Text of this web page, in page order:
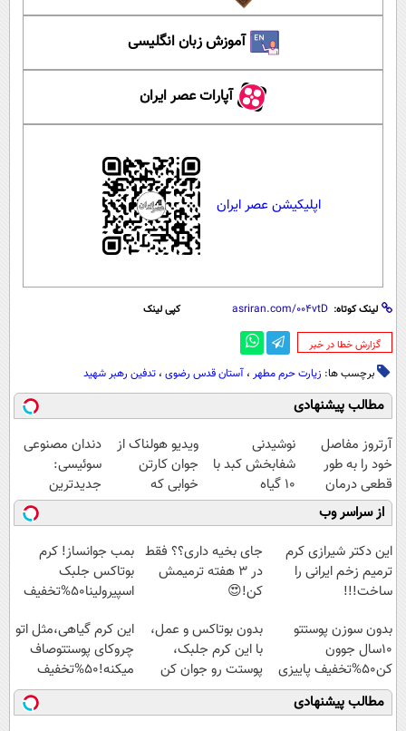
آموزش زبان انگلیسی
آپارات عصر ایران
اپلیکیشن عصر ایران
لینک کوتاه: کپی لینک
‌گزارش خطا در خبر
برچسب ها: زیارت حرم مطهر ، آستان قدس رضوی ، تدفین رهبر شهید
مطالب پیشنهادی
آرتروز مفاصل
خود را به طور
قطعی درمان
کنید!
◗پرسش‌نامه◖
نوشیدنی
شفابخش کبد با
10 گیاه
موثر(تخفیف تا
امشب)
ویدیو هولناک از
جوان کارتن
خوابی که
میلیاردر شد.
آموزش رایگان
دندان مصنوعی
سوئیسی:
جدیدترین
فناوری اروپا،
سبک و مقاوم |
پرداخت قسطی
از سراسر وب
این دکتر شیرازی کرم
ترمیم زخم ایرانی را
ساخت!!!
جای بخیه داری؟؟ فقط
در 3 هفته ترمیمش
کن!😍
بمب جوانساز! کرم
بوتاکس جلبک
اسپیرولینا50%تخفیف
بدون سوزن پوستتو
10سال جوون
کن50%تخفیف پاییزی
بدون بوتاکس و عمل،
با این کرم جلبک،
پوستت رو جوان کن
این کرم گیاهی،مثل اتو
چروکای پوستتوصاف
میکنه!50%تخفیف
مطالب پیشنهادی